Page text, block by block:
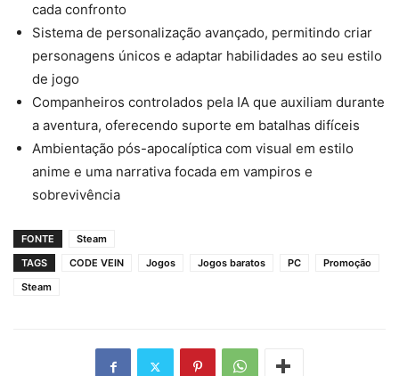
cada confronto
Sistema de personalização avançado, permitindo criar
personagens únicos e adaptar habilidades ao seu estilo
de jogo
Companheiros controlados pela IA que auxiliam durante
a aventura, oferecendo suporte em batalhas difíceis
Ambientação pós-apocalíptica com visual em estilo
anime e uma narrativa focada em vampiros e
sobrevivência
FONTE
Steam
TAGS
CODE VEIN Jogos Jogos baratos PC
Promoção
Steam